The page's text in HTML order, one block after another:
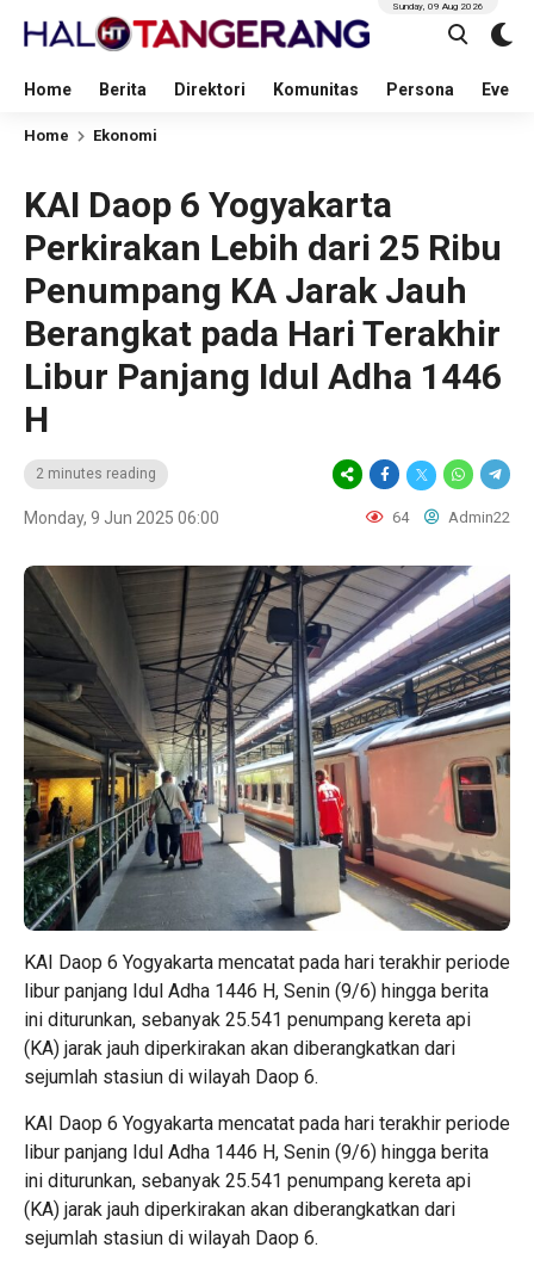
Home Berita Direktori Komunitas Persona Event
Sunday, 09 Aug 2026
Home Ekonomi
KAI Daop 6 Yogyakarta
Perkirakan Lebih dari 25 Ribu
Penumpang KA Jarak Jauh
Berangkat pada Hari Terakhir
Libur Panjang Idul Adha 1446
H
2 minutes reading
Monday, 9 Jun 2025 06:00 64 Admin22
KAI Daop 6 Yogyakarta mencatat pada hari terakhir periode
libur panjang Idul Adha 1446 H, Senin (9/6) hingga berita
ini diturunkan, sebanyak 25.541 penumpang kereta api
(KA) jarak jauh diperkirakan akan diberangkatkan dari
sejumlah stasiun di wilayah Daop 6.
KAI Daop 6 Yogyakarta mencatat pada hari terakhir periode
libur panjang Idul Adha 1446 H, Senin (9/6) hingga berita
ini diturunkan, sebanyak 25.541 penumpang kereta api
(KA) jarak jauh diperkirakan akan diberangkatkan dari
sejumlah stasiun di wilayah Daop 6.